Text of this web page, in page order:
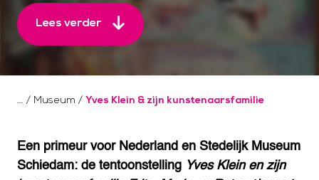
Lees verder
/ Museum / Yves Klein & zijn kunstenaarsfamilie
Een primeur voor Nederland en Stedelijk Museum
Schiedam: de tentoonstelling Yves Klein en zijn